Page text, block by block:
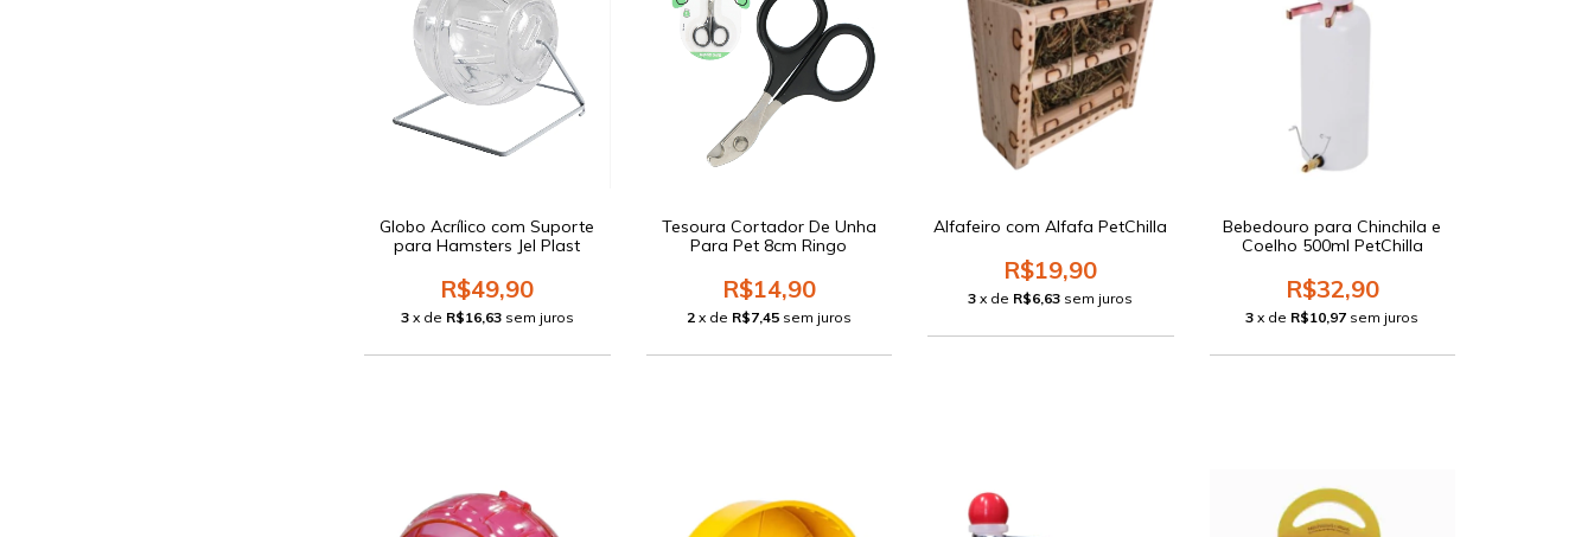
Globo Acrílico com Suporte
para Hamsters Jel Plast
R$49,90
3 x de R$16,63 sem juros
Tesoura Cortador De Unha
Para Pet 8cm Ringo
R$14,90
2 x de R$7,45 sem juros
Alfafeiro com Alfafa PetChilla
R$19,90
3 x de R$6,63 sem juros
Bebedouro para Chinchila e
Coelho 500ml PetChilla
R$32,90
3 x de R$10,97 sem juros